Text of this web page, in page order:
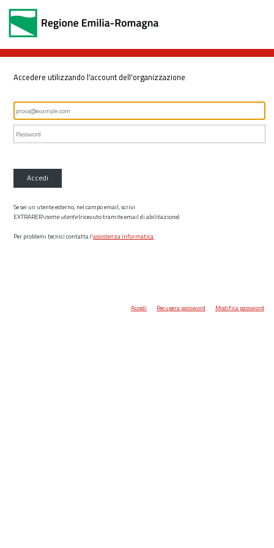
Accedere utilizzando l'account dell'organizzazione
Accedi
Se sei un utente esterno, nel campo email, scrivi
EXTRARER\nome utente(ricevuto tramite email di abilitazione)
Per problemi tecnici contatta l’assistenza informatica.
Accedi Recupera password Modifica password